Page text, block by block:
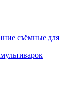
съёмные для